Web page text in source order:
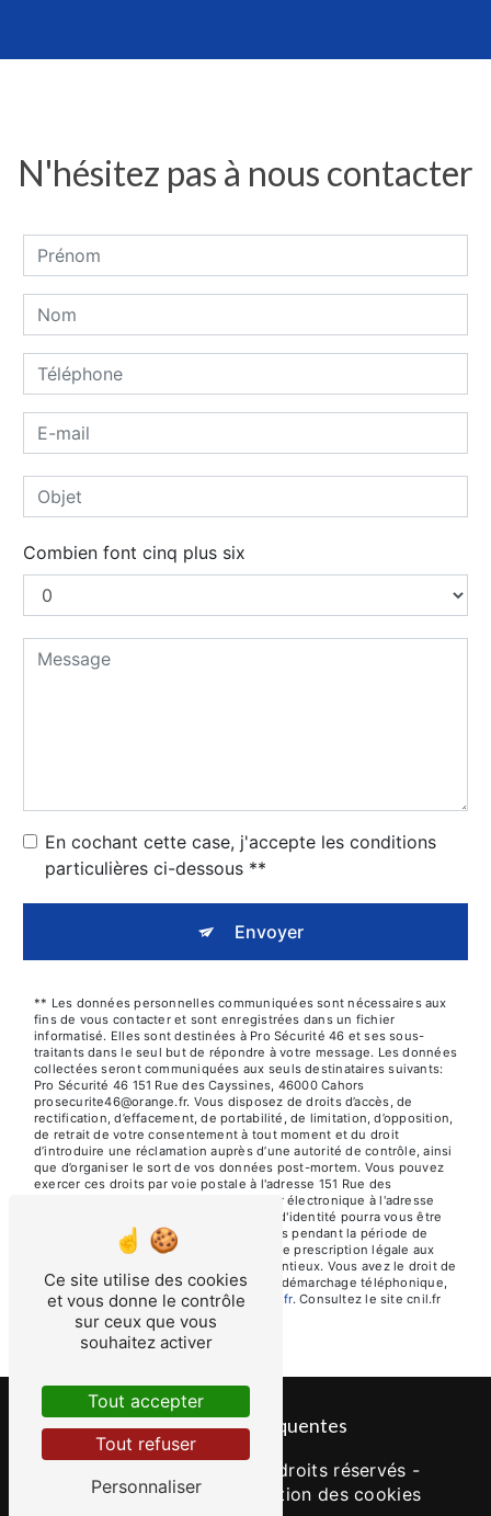
N'hésitez pas à nous contacter
Combien font cinq plus six
En cochant cette case, j'accepte les conditions
particulières ci-dessous **
Envoyer
** Les données personnelles communiquées sont nécessaires aux
fins de vous contacter et sont enregistrées dans un fichier
informatisé. Elles sont destinées à Pro Sécurité 46 et ses sous-
traitants dans le seul but de répondre à votre message. Les données
collectées seront communiquées aux seuls destinataires suivants:
Pro Sécurité 46 151 Rue des Cayssines, 46000 Cahors
prosecurite46@orange.fr. Vous disposez de droits d’accès, de
rectification, d’effacement, de portabilité, de limitation, d’opposition,
de retrait de votre consentement à tout moment et du droit
d’introduire une réclamation auprès d’une autorité de contrôle, ainsi
que d’organiser le sort de vos données post-mortem. Vous pouvez
exercer ces droits par voie postale à l'adresse 151 Rue des
Cayssines, 46000 Cahors ou par courrier électronique à l'adresse
prosecurite46@orange.fr. Un justificatif d'identité pourra vous être
demandé. Nous conservons vos données pendant la période de
prise de contact puis pendant la durée de prescription légale aux
fins probatoires et de gestion des contentieux. Vous avez le droit de
vous inscrire sur la liste d'opposition au démarchage téléphonique,
disponible à cette adresse:Bloctel.gouv.fr. Consultez le site cnil.fr
pour plus d’informations sur vos droits.
Recherches fréquentes
- 2026 - Tous droits réservés -
Mentions légales
Gestion des cookies
Ce site utilise des cookies
et vous donne le contrôle
sur ceux que vous
souhaitez activer
Tout accepter
Tout refuser
Personnaliser